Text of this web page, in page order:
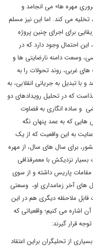
مهره ها» می انجامد و
تخلیه می کند. اما این نیز مسلم
برای اجرای چنین پروژه
این احتمال وجود دارد که در
وسعت دامنه نارضایتی ها و
غربی، روند تحولات را به
تبدیل به جریانی انقلابی، به
که در تحلیل رویدادهای دو
و ساده انگاری به قضاوت
که به عمد پنهان نگه
به این واقعیت که از یک
برای سال های سال، از مهره
بسیار نزدیکش با معمرقذافی
مقامات پاریس داشته و از سوی
های آخر زمامداری او، وسعتی
قابل ملاحظه دیگری هم در این
اشاره می کنیم؛ واقعیاتی که
قرار گیرند:
از تحلیگران براین اعتقاد